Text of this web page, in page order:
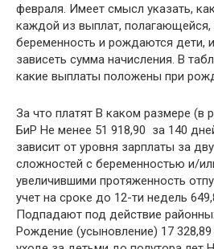
февраля. Имеет смысл указать,
каждой из выплат, полагающейся,
беременность и рождаются дети,
зависеть сумма начисления. В
какие выплаты положены при
За что платят В каком размере (в
БиР Не менее 51 918,90 за 140
зависит от уровня зарплаты за
сложностей с беременностью и/
увеличившими протяженность
учет на сроке до 12-ти недель
Подпадают под действие
Рождение (усыновление) 17